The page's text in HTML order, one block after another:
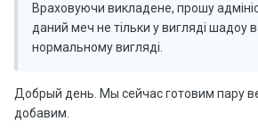
Враховуючи викладене, прошу
даний меч не тільки у вигляді шадоу
нормальному вигляді.
Добрый день. Мы сейчас готовим пару
добавим.